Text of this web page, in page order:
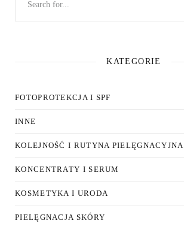
KATEGORIE
FOTOPROTEKCJA I SPF
INNE
KOLEJNOŚĆ I RUTYNA PIELĘGNACYJNA
KONCENTRATY I SERUM
KOSMETYKA I URODA
PIELĘGNACJA SKÓRY